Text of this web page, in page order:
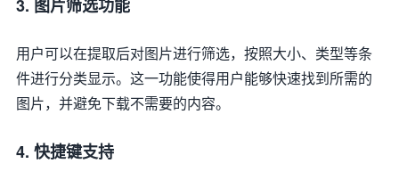
3. 图片筛选功能
用户可以在提取后对图片进行筛选，按照大小、类型等条
件进行分类显示。这一功能使得用户能够快速找到所需的
图片，并避免下载不需要的内容。
4. 快捷键支持